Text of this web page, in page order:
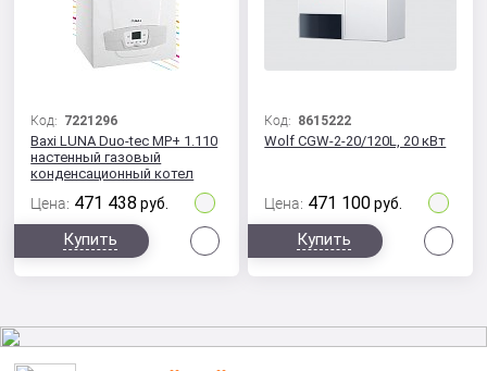
Код: 7221296
Baxi LUNA Duo-tec MP+ 1.110
настенный газовый
конденсационный котел
Цена: 471 438 руб.
Купить
Код: 8615222
Wolf CGW-2-20/120L, 20 кВт
Цена: 471 100 руб.
Купить